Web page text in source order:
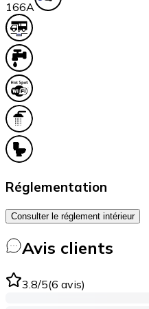
166A
Réglementation
Consulter le réglement intérieur
Avis clients
3.8/5(6 avis)